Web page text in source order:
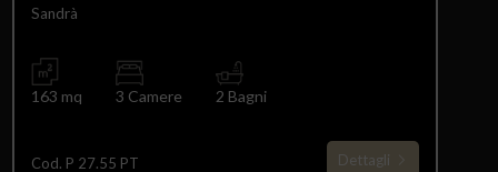
Sandrà
163 mq 3 Camere 2 Bagni
Cod. P 27.55 PT Dettagli